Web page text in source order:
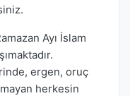
Ayı İslam
ergen, oruç
herkesin